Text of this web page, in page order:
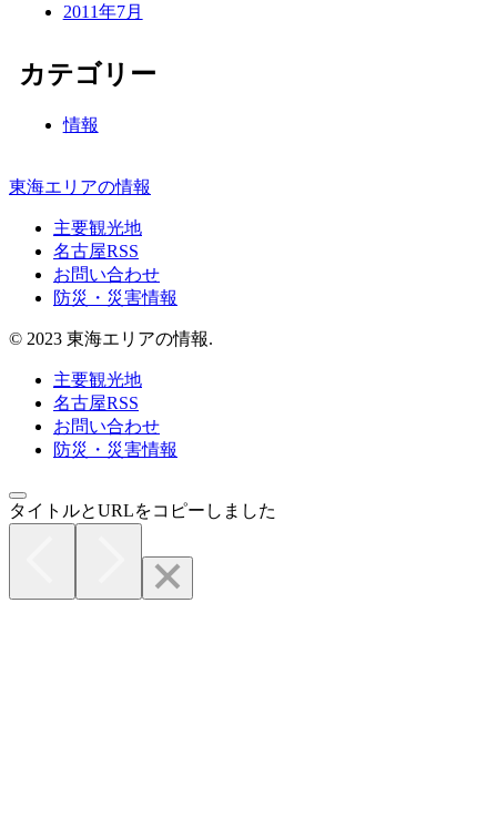
2011年7月
カテゴリー
情報
東海エリアの情報
主要観光地
名古屋RSS
お問い合わせ
防災・災害情報
© 2023 東海エリアの情報.
主要観光地
名古屋RSS
お問い合わせ
防災・災害情報
タイトルとURLをコピーしました